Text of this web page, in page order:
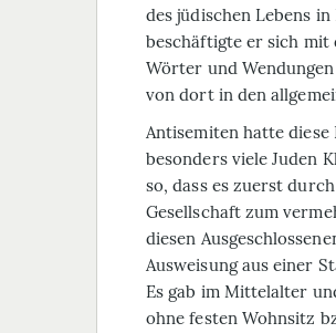
des jüdischen Lebens
beschäftigte er sich mit
Wörter und
von dort in den
Antisemiten hatte diese
besonders viele Juden
so, dass es zuerst
Gesellschaft zum
diesen
Ausweisung aus einer
Es gab im Mittelalter
ohne festen Wohnsitz